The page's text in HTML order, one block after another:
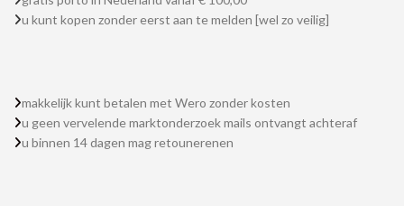
u kunt kopen zonder eerst aan te melden [wel zo veilig]
makkelijk kunt betalen met Wero zonder kosten
u geen vervelende marktonderzoek mails ontvangt achteraf
u binnen 14 dagen mag retounerenen